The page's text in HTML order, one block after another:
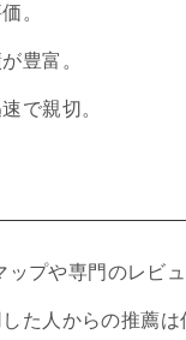
。
豊富。
で親切。
ップや専門のレビ
した人からの推薦は